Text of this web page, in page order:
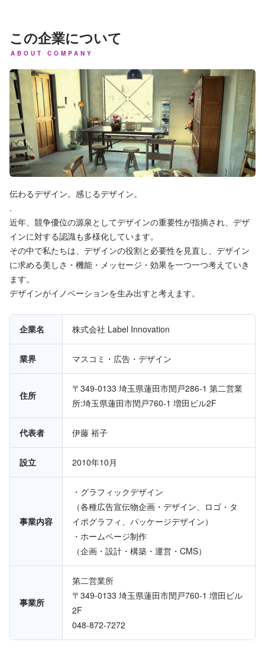
この企業について
ABOUT COMPANY
伝わるデザイン。感じるデザイン。
.
近年、競争優位の源泉としてデザインの重要性が指摘され、デザ
インに対する認識も多様化しています。
その中で私たちは、デザインの役割と必要性を見直し、デザイン
に求める美しさ・機能・メッセージ・効果を一つ一つ考えていき
ます。
デザインがイノベーションを生み出すと考えます。
企業名 株式会社 Label Innovation
業界 マスコミ・広告・デザイン
住所
〒349-0133 埼玉県蓮田市閏戸286-1 第二営業
所:埼玉県蓮田市閏戸760-1 増田ビル2F
代表者 伊藤 裕子
設立 2010年10月
事業内容
・グラフィックデザイン
（各種広告宣伝物企画・デザイン、ロゴ・タ
イポグラフィ、パッケージデザイン）
・ホームページ制作
（企画・設計・構築・運営・CMS）
事業所
第二営業所
〒349-0133 埼玉県蓮田市閏戸760-1 増田ビル
2F
048-872-7272